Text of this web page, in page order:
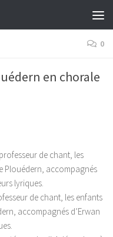
0
en chorale
de chant, les enfants
accompagnés d’Erwan